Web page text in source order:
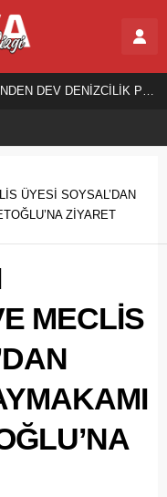
DEV DENİZCİLİK PROJESİ!
ÜYESİ SOYSAL’DAN
ZİYARET
MECLİS